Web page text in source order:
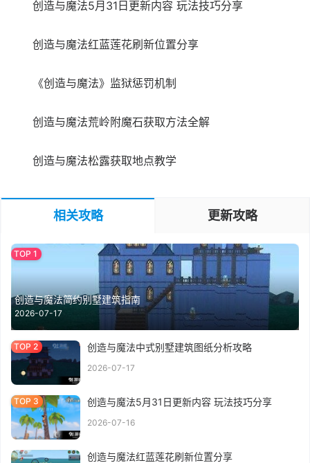
创造与魔法5月31日更新内容 玩法技巧分享
创造与魔法红蓝莲花刷新位置分享
《创造与魔法》监狱惩罚机制
创造与魔法荒岭附魔石获取方法全解
创造与魔法松露获取地点教学
相关攻略 更新攻略
创造与魔法简约别墅建筑指南
2026-07-17
创造与魔法中式别墅建筑图纸分析攻略
2026-07-17
创造与魔法5月31日更新内容 玩法技巧分享
2026-07-16
创造与魔法红蓝莲花刷新位置分享